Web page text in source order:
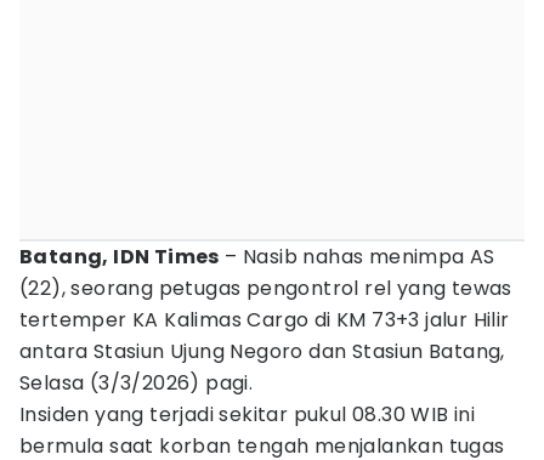
Batang, IDN Times – Nasib nahas menimpa AS
(22), seorang petugas pengontrol rel yang tewas
tertemper KA Kalimas Cargo di KM 73+3 jalur Hilir
antara Stasiun Ujung Negoro dan Stasiun Batang,
Selasa (3/3/2026) pagi.
Insiden yang terjadi sekitar pukul 08.30 WIB ini
bermula saat korban tengah menjalankan tugas